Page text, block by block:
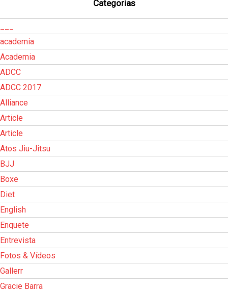
Categorias
academia
Academia
ADCC
ADCC 2017
Alliance
Article
Article
Atos Jiu-Jitsu
BJJ
Boxe
Diet
English
Enquete
Entrevista
Fotos & Vídeos
Gallerr
Gracie Barra